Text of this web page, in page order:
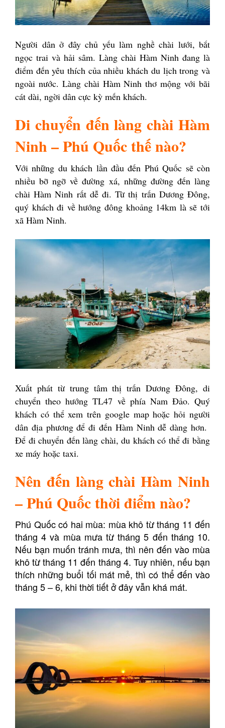
Người dân ở đây chủ yếu làm nghề chài lưới, bắt
ngọc trai và hải sâm. Làng chài Hàm Ninh đang là
điểm đến yêu thích của nhiều khách du lịch trong và
ngoài nước. Làng chài Hàm Ninh thơ mộng với bãi
cát dài, ngời dân cực kỳ mến khách.
Di chuyển đến làng chài Hàm
Ninh – Phú Quốc thế nào?
Với những du khách lần đầu đến Phú Quốc sẽ còn
nhiều bỡ ngỡ về đường xá, những đường đến làng
chài Hàm Ninh rất dễ đi. Từ thị trấn Dương Đông,
quý khách đi về hướng đông khoảng 14km là sẽ tới
xã Hàm Ninh.
Xuất phát từ trung tâm thị trấn Dương Đông, di
chuyển theo hướng TL47 về phía Nam Đảo. Quý
khách có thể xem trên google map hoặc hỏi người
dân địa phương để đi đến Hàm Ninh dễ dàng hơn.
Để đi chuyển đến làng chài, du khách có thể đi bằng
xe máy hoặc taxi.
Nên đến làng chài Hàm Ninh
– Phú Quốc thời điểm nào?
Phú Quốc có hai mùa: mùa khô từ tháng 11 đến
tháng 4 và mùa mưa từ tháng 5 đến tháng 10.
Nếu bạn muốn tránh mưa, thì nên đến vào mùa
khô từ tháng 11 đến tháng 4. Tuy nhiên, nếu bạn
thích những buổi tối mát mẻ, thì có thể đến vào
tháng 5 – 6, khi thời tiết ở đây vẫn khá mát.